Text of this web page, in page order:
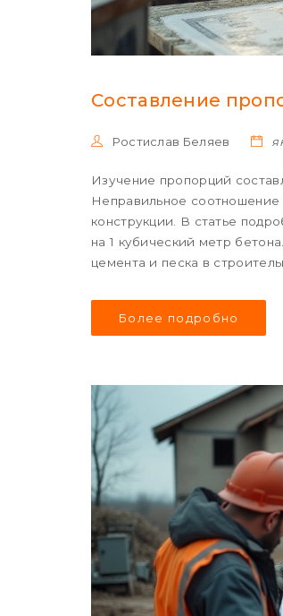
Составление
Ростислав Беляев
Изучение пропорций
Неправильное
конструкции. В статье
на 1 кубический метр
цемента и песка в
Более подробно